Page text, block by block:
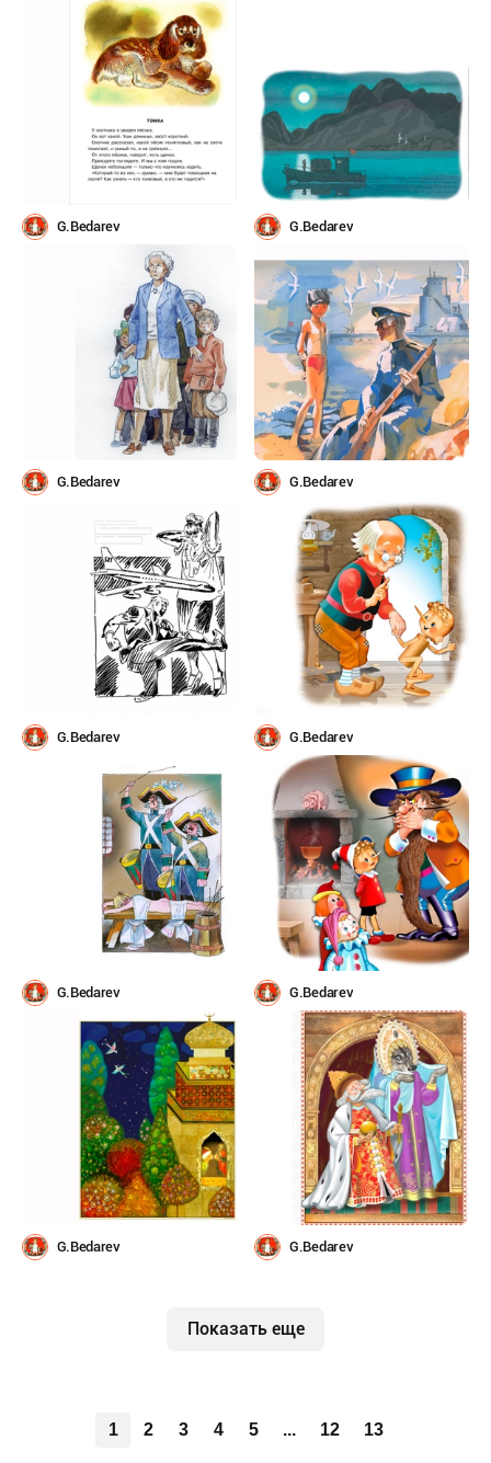
G.Bedarev G.Bedarev
G.Bedarev G.Bedarev
G.Bedarev G.Bedarev
G.Bedarev G.Bedarev
G.Bedarev G.Bedarev
Показать еще
1 2 3 4 5 ... 12 13